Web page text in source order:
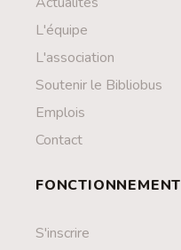
L'équipe
L'association
Soutenir le Bibliobus
Emplois
Contact
FONCTIONNEMENT
S'inscrire